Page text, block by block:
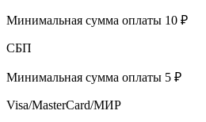
Минимальная сумма оплаты 10 ₽
СБП
Минимальная сумма оплаты 5 ₽
Visa/MasterCard/МИР